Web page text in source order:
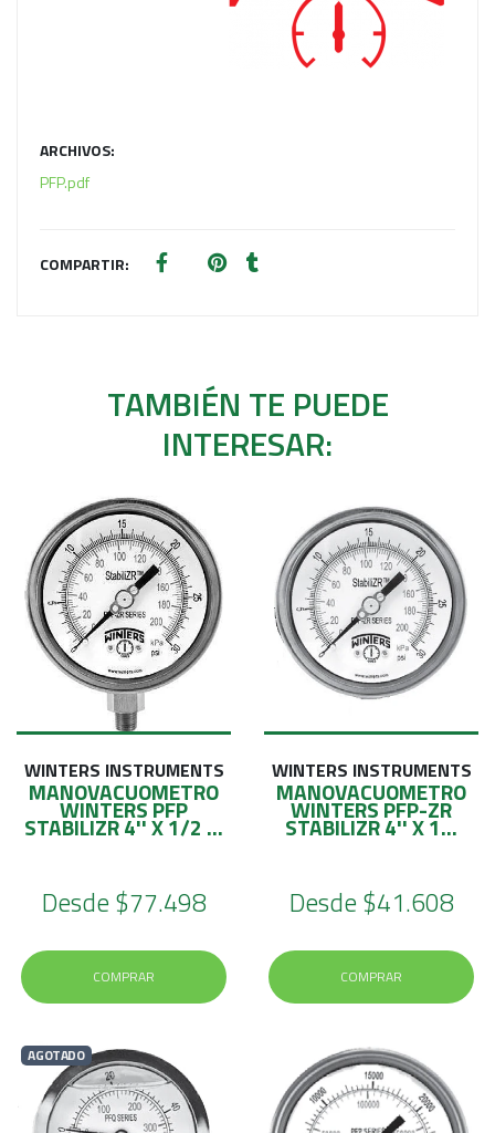
ARCHIVOS:
PFP.pdf
COMPARTIR:
TAMBIÉN TE PUEDE
INTERESAR:
WINTERS INSTRUMENTS
MANOVACUOMETRO
WINTERS PFP
STABILIZR 4'' X 1/2 ...
Desde$77.498
COMPRAR
WINTERS INSTRUMENTS
MANOVACUOMETRO
WINTERS PFP-ZR
STABILIZR 4'' X 1...
Desde$41.608
COMPRAR
AGOTADO